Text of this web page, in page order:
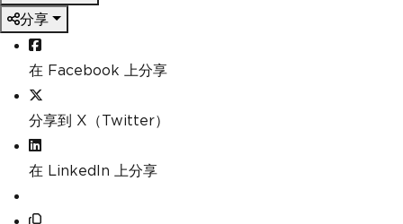
分享
在 Facebook 上分享
分享到 X（Twitter）
在 LinkedIn 上分享